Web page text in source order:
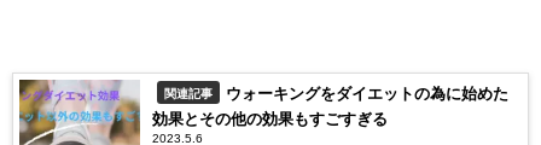
関連記事
ウォーキングをダイエットの為に始めた
効果とその他の効果もすごすぎる
2023.5.6